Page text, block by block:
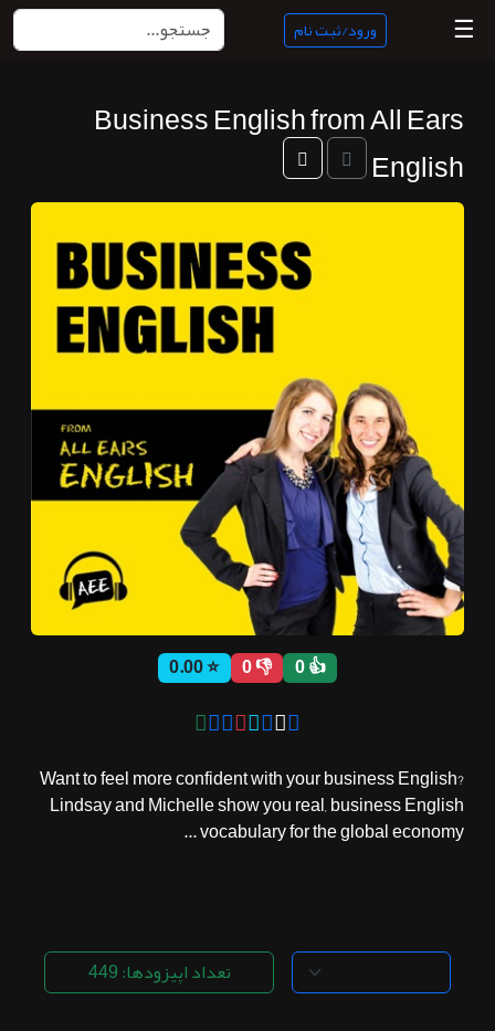
منبع
ناب
ورود/
ثبت نام
اشتراک‌ها
☰ ورود/ثبت نام
Business English from All Ears
English
👍 0
👎 0
⭐ 0.00
Want to feel more confident with your business English?
Lindsay and Michelle show you real, business English
vocabulary for the global economy ...
تعداد اپیزودها: 449